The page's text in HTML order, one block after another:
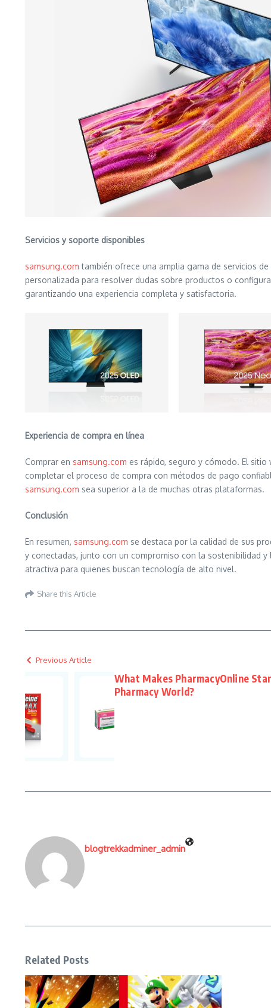
Servicios y soporte disponibles
samsung.com también ofrece una amplia gama de servicios
personalizada para resolver dudas sobre productos o
garantizando una experiencia completa y satisfactoria.
Experiencia de compra en línea
Comprar en samsung.com es rápido, seguro y cómodo. El
completar el proceso de compra con métodos de pago
samsung.com sea superior a la de muchas otras plataformas.
Conclusión
En resumen, samsung.com se destaca por la calidad de sus
y conectadas, junto con un compromiso con la sostenibilidad y
atractiva para quienes buscan tecnología de alto nivel.
Share this Article
Previous Article
What Makes PharmacyOnline
Pharmacy World?
blogtrekkadminer_admin
Related Posts